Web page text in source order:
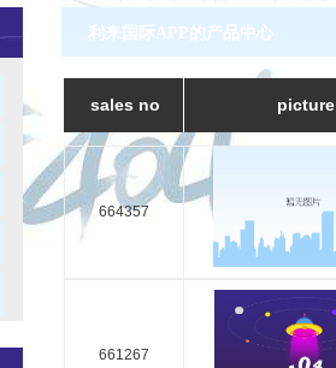
利来国际APP的产品中心
sales no picture
664357
661267